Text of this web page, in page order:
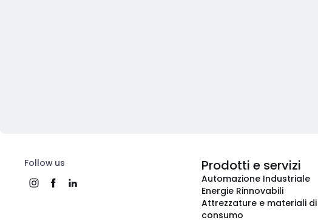
Follow us Prodotti e servizi
Automazione Industriale
Energie Rinnovabili
Attrezzature e materiali di
consumo